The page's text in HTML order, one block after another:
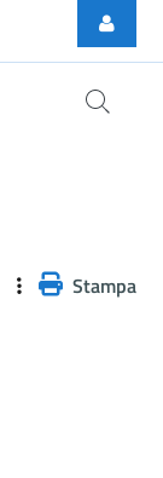
Stampa